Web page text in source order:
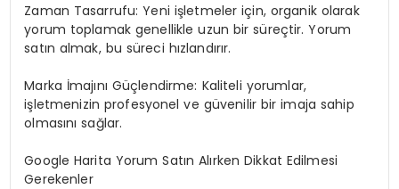
Zaman Tasarrufu: Yeni işletmeler için, organik olarak
yorum toplamak genellikle uzun bir süreçtir. Yorum
satın almak, bu süreci hızlandırır.
Marka İmajını Güçlendirme: Kaliteli yorumlar,
işletmenizin profesyonel ve güvenilir bir imaja sahip
olmasını sağlar.
Google Harita Yorum Satın Alırken Dikkat Edilmesi
Gerekenler